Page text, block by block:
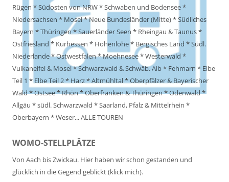
Rügen *Südosten von NRW*Schwaben und Bodensee*
Niedersachsen * Mosel*Neue Bundesländer (Mitte)*Südliches
Bayern *Thüringen*Sauerländer Seen * Rheingau & Taunus*
Ostfriesland * Kurhessen * Hohenlohe* Bergisches Land *Südl.
Niederlande*Ostwestfalen*Moehnesee*Westerwald *
Vulkaneifel & Mosel*Schwarzwald & Schwäb. Alb* Fehmarn * Elbe
Teil 1 *Elbe Teil 2*Harz*Altmühltal*Oberpfälzer & Bayerischer
Wald*Ostsee*Rhön*Oberfranken & Thüringen*Odenwald*
Allgäu *südl. Schwarzwald *Saarland, Pfalz & Mittelrhein *
Oberbayern *Weser...ALLE TOUREN
WOMO-STELLPLÄTZE
Von Aach bis Zwickau. Hier haben wir schon gestanden und
glücklich in die Gegend geblickt (klick mich).